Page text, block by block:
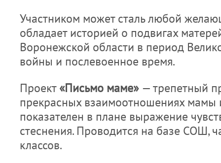
Участником может сталь любой
обладает историей о подвигах
Воронежской области в период
войны и послевоенное время.
Проект«Письмо маме» — трепетный
прекрасных взаимоотношениях мамы
показателен в плане выражение
стеснения. Проводится на базе СОШ,
классов.